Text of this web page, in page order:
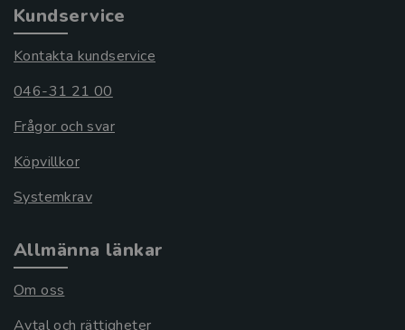
Kundservice
Kontakta kundservice
046-31 21 00
Frågor och svar
Köpvillkor
Systemkrav
Allmänna länkar
Om oss
Avtal och rättigheter